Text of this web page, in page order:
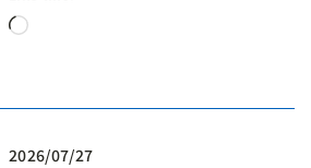
Loading…
2026/07/27